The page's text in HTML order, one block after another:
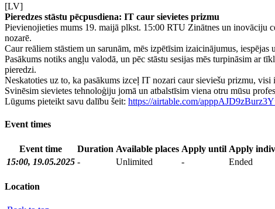
[LV]
Pieredzes stāstu pēcpusdiena: IT caur sievietes prizmu
Pievienojieties mums 19. maijā plkst. 15:00 RTU Zinātnes un inovāciju
nozarē.
Caur reāliem stāstiem un sarunām, mēs izpētīsim izaicinājumus,
Pasākums notiks angļu valodā, un pēc stāstu sesijas mēs turpināsim ar
pieredzi.
Neskatoties uz to, ka pasākums izceļ IT nozari caur sieviešu prizmu,
Svinēsim sievietes tehnoloģiju jomā un atbalstīsim viena otru mūsu
Lūgums pieteikt savu dalību šeit: https://airtable.com/
Event times
Event time Duration Available places Apply until Apply
15:00, 19.05.2025 - Unlimited - Ended
Location